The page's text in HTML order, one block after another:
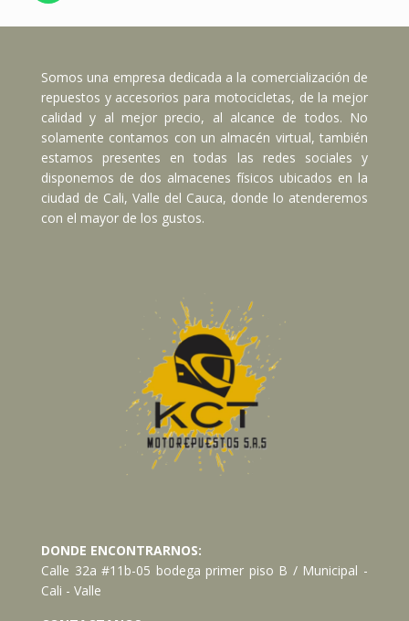
Somos una empresa dedicada a la comercialización de
repuestos y accesorios para motocicletas, de la mejor
calidad y al mejor precio, al alcance de todos. No
solamente contamos con un almacén virtual, también
estamos presentes en todas las redes sociales y
disponemos de dos almacenes físicos ubicados en la
ciudad de Cali, Valle del Cauca, donde lo atenderemos
con el mayor de los gustos.
DONDE ENCONTRARNOS:
Calle 32a #11b-05 bodega primer piso B / Municipal -
Cali - Valle